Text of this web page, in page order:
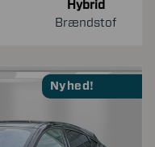
Hybrid
Brændstof
Nyhed!